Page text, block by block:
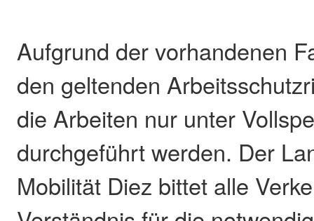
Aufgrund der vorhandenen
den geltenden
die Arbeiten nur unter
durchgeführt werden. Der
Mobilität Diez bittet alle